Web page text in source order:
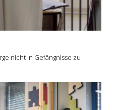
nicht in Gefängnisse zu